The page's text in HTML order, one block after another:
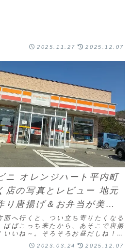
2025.11.27 2025.12.07
ニ オレンジハート平内町
店の写真とレビュー 地元
り唐揚げ＆お弁当が美味
面へ行くと、つい立ち寄りたくなる
ぱぱこっち来たから、あそこで唐揚
いいね～。そろそろお昼だしね！と
青森県内にしかないローカルコン
2023.03.24 2025.12.07